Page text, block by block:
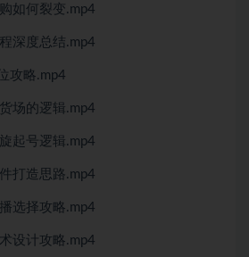
如何裂变.mp4
深度总结.mp4
攻略.mp4
场的逻辑.mp4
起号逻辑.mp4
打造思路.mp4
选择攻略.mp4
设计攻略.mp4